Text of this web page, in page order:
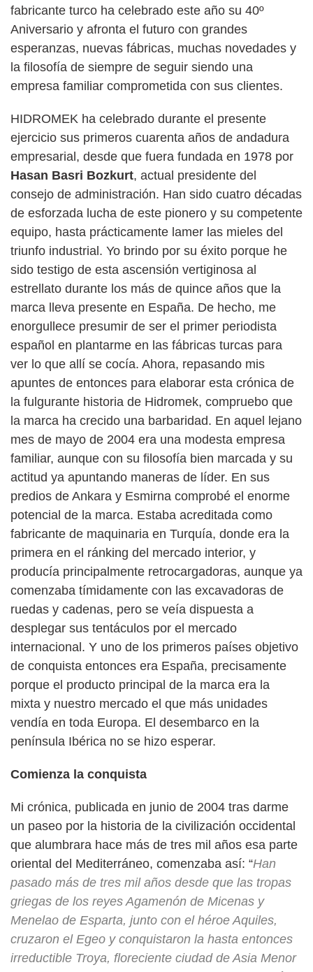
fabricante turco ha celebrado este año su 40º
Aniversario y afronta el futuro con grandes
esperanzas, nuevas fábricas, muchas novedades y
la filosofía de siempre de seguir siendo una
empresa familiar comprometida con sus clientes.
HIDROMEK ha celebrado durante el presente
ejercicio sus primeros cuarenta años de andadura
empresarial, desde que fuera fundada en 1978 por
Hasan Basri Bozkurt, actual presidente del
consejo de administración. Han sido cuatro décadas
de esforzada lucha de este pionero y su competente
equipo, hasta prácticamente lamer las mieles del
triunfo industrial. Yo brindo por su éxito porque he
sido testigo de esta ascensión vertiginosa al
estrellato durante los más de quince años que la
marca lleva presente en España. De hecho, me
enorgullece presumir de ser el primer periodista
español en plantarme en las fábricas turcas para
ver lo que allí se cocía. Ahora, repasando mis
apuntes de entonces para elaborar esta crónica de
la fulgurante historia de Hidromek, compruebo que
la marca ha crecido una barbaridad. En aquel lejano
mes de mayo de 2004 era una modesta empresa
familiar, aunque con su filosofía bien marcada y su
actitud ya apuntando maneras de líder. En sus
predios de Ankara y Esmirna comprobé el enorme
potencial de la marca. Estaba acreditada como
fabricante de maquinaria en Turquía, donde era la
primera en el ránking del mercado interior, y
producía principalmente retrocargadoras, aunque ya
comenzaba tímidamente con las excavadoras de
ruedas y cadenas, pero se veía dispuesta a
desplegar sus tentáculos por el mercado
internacional. Y uno de los primeros países objetivo
de conquista entonces era España, precisamente
porque el producto principal de la marca era la
mixta y nuestro mercado el que más unidades
vendía en toda Europa. El desembarco en la
península Ibérica no se hizo esperar.
Comienza la conquista
Mi crónica, publicada en junio de 2004 tras darme
un paseo por la historia de la civilización occidental
que alumbrara hace más de tres mil años esa parte
oriental del Mediterráneo, comenzaba así: “Han
pasado más de tres mil años desde que las tropas
griegas de los reyes Agamenón de Micenas y
Menelao de Esparta, junto con el héroe Aquiles,
cruzaron el Egeo y conquistaron la hasta entonces
irreductible Troya, floreciente ciudad de Asia Menor